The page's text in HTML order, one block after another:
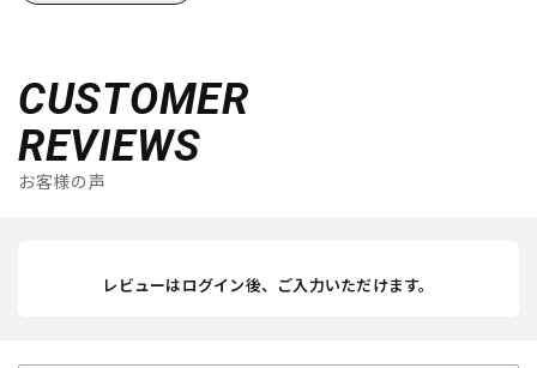
CUSTOMER
REVIEWS
お客様の声
レビューはログイン後、ご入力いただけます。